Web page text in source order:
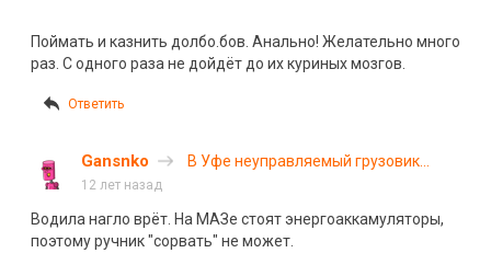
Поймать и казнить долбо.бов. Анально! Желательно много
раз. С одного раза не дойдёт до их куриных мозгов.
Ответить
Gansnko
В Уфе неуправляемый грузовик
12 лет назад
Водила нагло врёт. На МАЗе стоят энергоаккамуляторы,
поэтому ручник "сорвать" не может.